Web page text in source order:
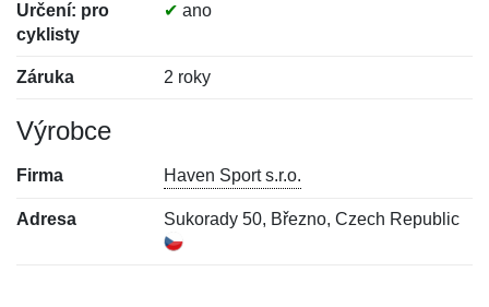
Určení: pro
cyklisty
✔ ano
Záruka 2 roky
Výrobce
Firma Haven Sport s.r.o.
Adresa Sukorady 50, Březno, Czech Republic